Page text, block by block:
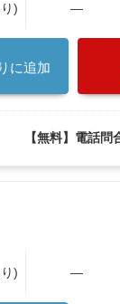
) ―
に追加
【無料】電話問
) ―